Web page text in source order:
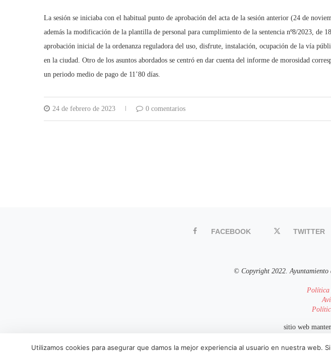
La sesión se iniciaba con el habitual punto de aprobación del acta de la sesión anterior (24 de
además la modificación de la plantilla de personal para cumplimiento de la sentencia nº8/2023, de
aprobación inicial de la ordenanza reguladora del uso, disfrute, instalación, ocupación de la vía
en la ciudad. Otro de los asuntos abordados se centró en dar cuenta del informe de morosidad
un periodo medio de pago de 11’80 días.
24 de febrero de 2023 0 comentarios
FACEBOOK TWITTER
© Copyright 2022. Ayuntamiento
Política
sitio web
Utilizamos cookies para asegurar que damos la mejor experiencia al usuario en nuestra web.